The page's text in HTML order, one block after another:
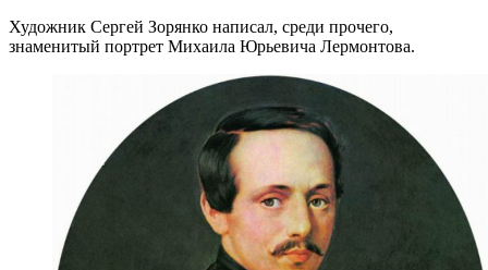
Художник Сергей Зорянко написал, среди прочего,
знаменитый портрет Михаила Юрьевича Лермонтова.